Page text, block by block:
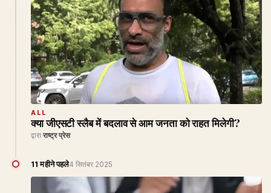
ALL
क्या जीएसटी स्लैब में बदलाव से आम जनता को राहत मिलेगी?
द्वारा राष्ट्र प्रेस
11 महीने पहले4 सितंबर 2025